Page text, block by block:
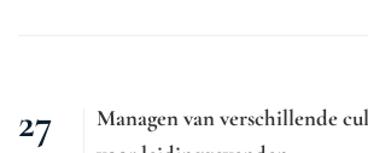
27
Managen van verschillende